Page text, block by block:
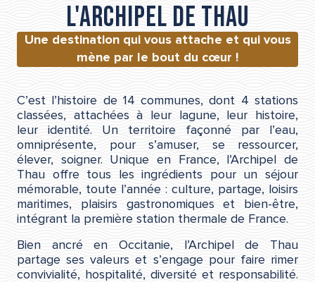
L'Archipel de Thau
Une destination qui vous attache et qui vous
mène par le bout du cœur !
C’est l’histoire de 14 communes, dont 4 stations
classées, attachées à leur lagune, leur histoire,
leur identité. Un territoire façonné par l’eau,
omniprésente, pour s’amuser, se ressourcer,
élever, soigner. Unique en France, l’Archipel de
Thau offre tous les ingrédients pour un séjour
mémorable, toute l’année : culture, partage, loisirs
maritimes, plaisirs gastronomiques et bien-être,
intégrant la première station thermale de France.
Bien ancré en Occitanie, l’Archipel de Thau
partage ses valeurs et s’engage pour faire rimer
convivialité, hospitalité, diversité et responsabilité.